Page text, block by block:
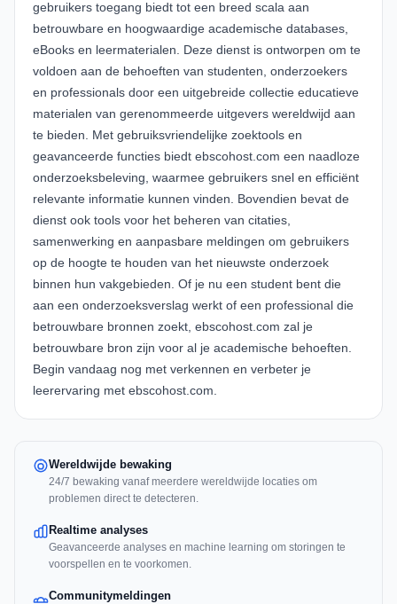
gebruikers toegang biedt tot een breed scala aan
betrouwbare en hoogwaardige academische databases,
eBooks en leermaterialen. Deze dienst is ontworpen om te
voldoen aan de behoeften van studenten, onderzoekers
en professionals door een uitgebreide collectie educatieve
materialen van gerenommeerde uitgevers wereldwijd aan
te bieden. Met gebruiksvriendelijke zoektools en
geavanceerde functies biedt ebscohost.com een naadloze
onderzoeksbeleving, waarmee gebruikers snel en efficiënt
relevante informatie kunnen vinden. Bovendien bevat de
dienst ook tools voor het beheren van citaties,
samenwerking en aanpasbare meldingen om gebruikers
op de hoogte te houden van het nieuwste onderzoek
binnen hun vakgebieden. Of je nu een student bent die
aan een onderzoeksverslag werkt of een professional die
betrouwbare bronnen zoekt, ebscohost.com zal je
betrouwbare bron zijn voor al je academische behoeften.
Begin vandaag nog met verkennen en verbeter je
leerervaring met ebscohost.com.
Wereldwijde bewaking
24/7 bewaking vanaf meerdere wereldwijde locaties om
problemen direct te detecteren.
Realtime analyses
Geavanceerde analyses en machine learning om storingen te
voorspellen en te voorkomen.
Communitymeldingen